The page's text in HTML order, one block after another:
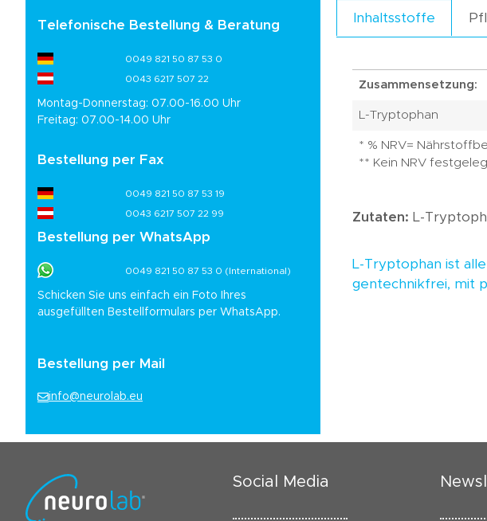
Telefonische Bestellung & Beratung
0049 821 50 87 53 0
0043 6217 507 22
Montag-Donnerstag: 07.00-16.00 Uhr
Freitag: 07.00-14.00 Uhr
Bestellung per Fax
0049 821 50 87 53 19
0043 6217 507 22 99
Bestellung per WhatsApp
0049 821 50 87 53 0 (International)
Schicken Sie uns einfach ein Foto Ihres
ausgefüllten Bestellformulars per WhatsApp.
Bestellung per Mail
info@neurolab.eu
Inhaltsstoffe
Zusammensetzung:
L-Tryptophan
* % NRV=
** Kein NRV
Zutaten: L-
L-Tryptophan ist
gentechnikfrei, mit
Social Media